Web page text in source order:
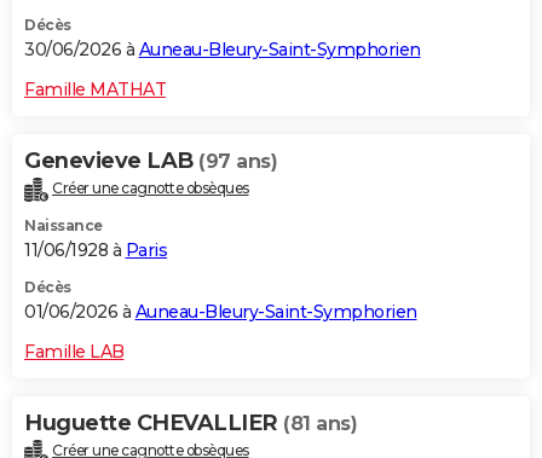
CARTE DE VOEUX
Carte de Noël
Carte Bonne année
Carte Saint-Valentin
Carte Pâques
Carte d'anniversaire
Dictionnaire
Biographies
Citations
Expressions
Proverbes
PROGRAMME TV
COPAINS D'AVANT
S'inscrire
Se connecter
Lycées
Collèges
Primaires
Universités
Entreprises
Service militaire
Avis de recherche
AVIS DE DÉCÈS
FORUM
Bricolage
Lifestyle
Culture
Sport
Auto
Television
Voyage
Cinema
Décès
30/06/2026 à Auneau-Bleury-Saint-Symphorien
Famille MATHAT
Genevieve LAB (97 ans)
Créer une cagnotte obsèques
Naissance
11/06/1928 à Paris
Décès
01/06/2026 à Auneau-Bleury-Saint-Symphorien
Famille LAB
Huguette CHEVALLIER (81 ans)
Créer une cagnotte obsèques